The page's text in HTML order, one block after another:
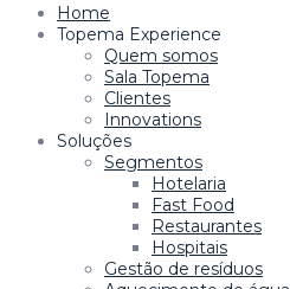
Home
Topema Experience
Quem somos
Sala Topema
Clientes
Innovations
Soluções
Segmentos
Hotelaria
Fast Food
Restaurantes
Hospitais
Gestão de resíduos